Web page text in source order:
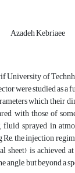
Azadeh Kebriaee
University of
were studied as
which their
with those of
fluid sprayed in
the injection
sheet) is
but beyond a